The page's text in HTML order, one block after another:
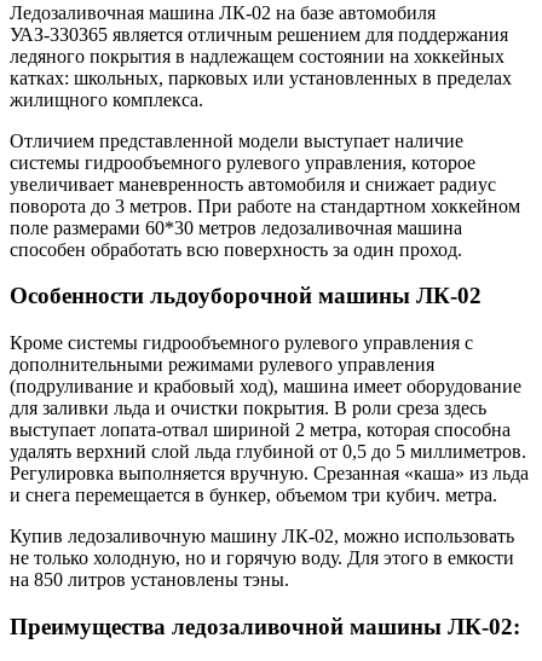
Ледозаливочная машина ЛК-02 на базе автомобиля
УАЗ-330365 является отличным решением для поддержания
ледяного покрытия в надлежащем состоянии на хоккейных
катках: школьных, парковых или установленных в пределах
жилищного комплекса.
Отличием представленной модели выступает наличие
системы гидрообъемного рулевого управления, которое
увеличивает маневренность автомобиля и снижает радиус
поворота до 3 метров. При работе на стандартном хоккейном
поле размерами 60*30 метров ледозаливочная машина
способен обработать всю поверхность за один проход.
Особенности льдоуборочной машины ЛК-02
Кроме системы гидрообъемного рулевого управления с
дополнительными режимами рулевого управления
(подруливание и крабовый ход), машина имеет оборудование
для заливки льда и очистки покрытия. В роли среза здесь
выступает лопата-отвал шириной 2 метра, которая способна
удалять верхний слой льда глубиной от 0,5 до 5 миллиметров.
Регулировка выполняется вручную. Срезанная «каша» из льда
и снега перемещается в бункер, объемом три кубич. метра.
Купив ледозаливочную машину ЛК-02, можно использовать
не только холодную, но и горячую воду. Для этого в емкости
на 850 литров установлены тэны.
Преимущества ледозаливочной машины ЛК-02: